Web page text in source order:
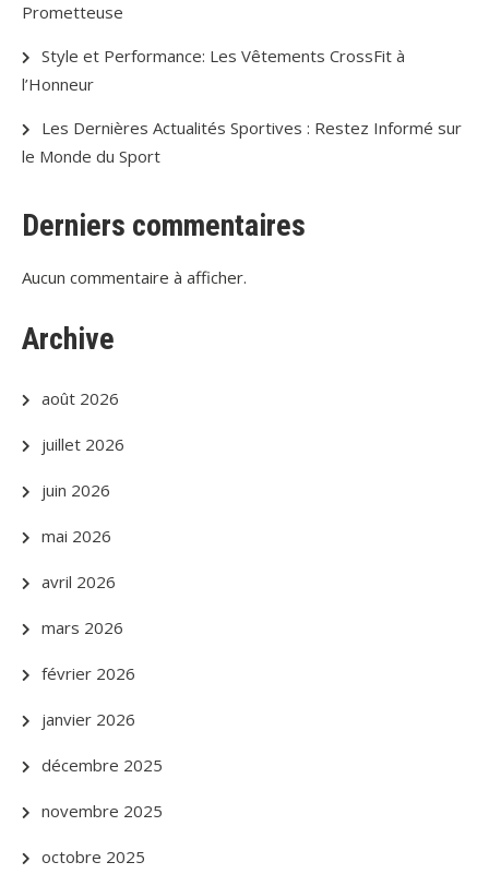
Prometteuse
Style et Performance: Les Vêtements CrossFit à
l’Honneur
Les Dernières Actualités Sportives : Restez Informé sur
le Monde du Sport
Derniers commentaires
Aucun commentaire à afficher.
Archive
août 2026
juillet 2026
juin 2026
mai 2026
avril 2026
mars 2026
février 2026
janvier 2026
décembre 2025
novembre 2025
octobre 2025